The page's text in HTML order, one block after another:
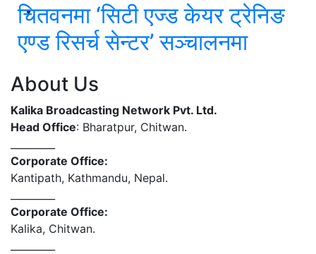
चितवनमा ‘सिटी एज्ड केयर ट्रेनिङ
एण्ड रिसर्च सेन्टर’ सञ्चालनमा
About Us
Kalika Broadcasting Network Pvt. Ltd.
Head Office: Bharatpur, Chitwan.
Corporate Office:
Kantipath, Kathmandu, Nepal.
Corporate Office:
Kalika, Chitwan.